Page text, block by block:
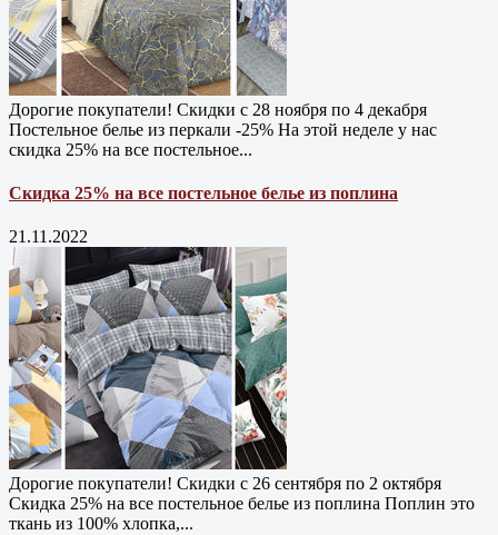
Дорогие покупатели! Скидки с 28 ноября по 4 декабря
Постельное белье из перкали -25% На этой неделе у нас
скидка 25% на все постельное...
Скидка 25% на все постельное белье из поплина
21.11.2022
Дорогие покупатели! Скидки с 26 сентября по 2 октября
Скидка 25% на все постельное белье из поплина Поплин это
ткань из 100% хлопка,...